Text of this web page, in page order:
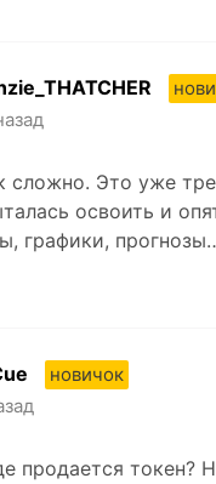
сложно. Это уже
освоить и
графики,
новичок
продается токен?